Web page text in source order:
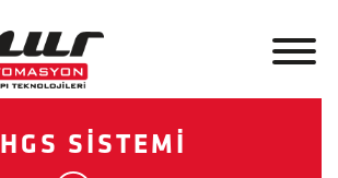
HGS SİSTEMİ